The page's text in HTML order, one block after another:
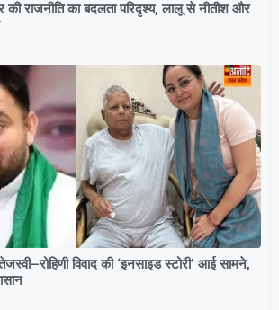
राजनीति का बदलता परिदृश्य, लालू से नीतीश और
विवाद की ‘इनसाइड स्टोरी’ आई सामने,